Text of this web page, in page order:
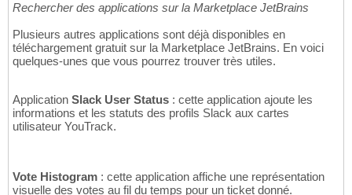
Rechercher des applications sur la Marketplace JetBrains
Plusieurs autres applications sont déjà disponibles en
téléchargement gratuit sur la Marketplace JetBrains. En voici
quelques-unes que vous pourrez trouver très utiles.
Application Slack User Status : cette application ajoute les
informations et les statuts des profils Slack aux cartes
utilisateur YouTrack.
Vote Histogram : cette application affiche une représentation
visuelle des votes au fil du temps pour un ticket donné.